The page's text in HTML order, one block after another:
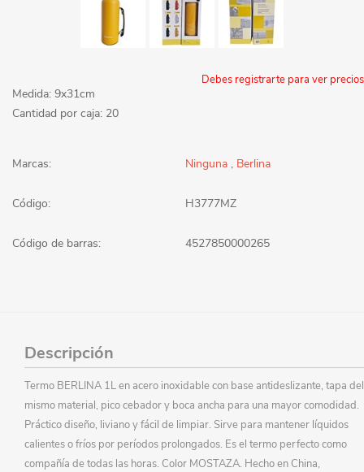
Debes registrarte para ver precios
Medida: 9x31cm
Cantidad por caja: 20
Marcas: Ninguna , Berlina
Código: H3777MZ
Código de barras: 4527850000265
Descripción
Termo BERLINA 1L en acero inoxidable con base antideslizante, tapa del
mismo material, pico cebador y boca ancha para una mayor comodidad.
Práctico diseño, liviano y fácil de limpiar. Sirve para mantener líquidos
calientes o fríos por períodos prolongados. Es el termo perfecto como
compañía de todas las horas. Color MOSTAZA. Hecho en China,